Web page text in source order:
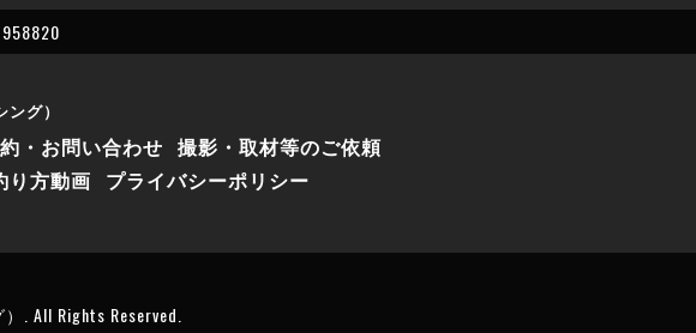
958820
グ）
・お問い合わせ 撮影・取材等のご依頼
り方動画 プライバシーポリシー
. All Rights Reserved.